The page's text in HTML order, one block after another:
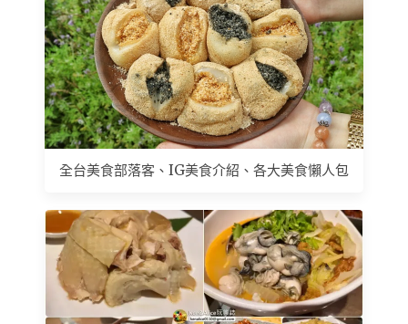
全台美食部落客、IG美食介紹、各大美食懶人包